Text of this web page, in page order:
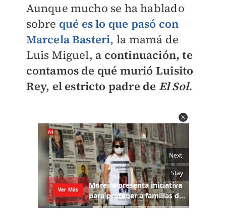
Aunque mucho se ha hablado
sobre qué es lo que pasó con
Marcela Basteri, la mamá de
Luis Miguel, a continuación, te
contamos de qué murió Luisito
Rey, el estricto padre de El Sol.